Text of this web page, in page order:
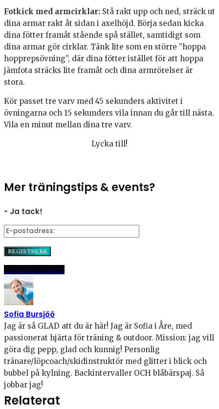
Fotkick med armcirklar: Stå rakt upp och ned, sträck ut
dina armar rakt åt sidan i axelhöjd. Börja sedan kicka
dina fötter framåt stående spå stället, samtidigt som
dina armar gör cirklar. Tänk lite som en större ”hoppa
hopprepsövning”, där dina fötter istället för att hoppa
jämfota sträcks lite framåt och dina armrörelser är
stora.
Kör passet tre varv med 45 sekunders aktivitet i
övningarna och 15 sekunders vila innan du går till nästa.
Vila en minut mellan dina tre varv.
Lycka till!
Mer träningstips & events?
- Ja tack!
DelaPinnaE-post
Sofia Bursjöö
Jag är så GLAD att du är här! Jag är Sofia i Åre, med
passionerat hjärta för träning & outdoor. Mission: jag vill
göra dig pepp, glad och kunnig! Personlig
tränare/löpcoach/skidinstruktör med glitter i blick och
bubbel på kylning. Backintervaller OCH blåbärspaj. Så
jobbar jag!
Relaterat